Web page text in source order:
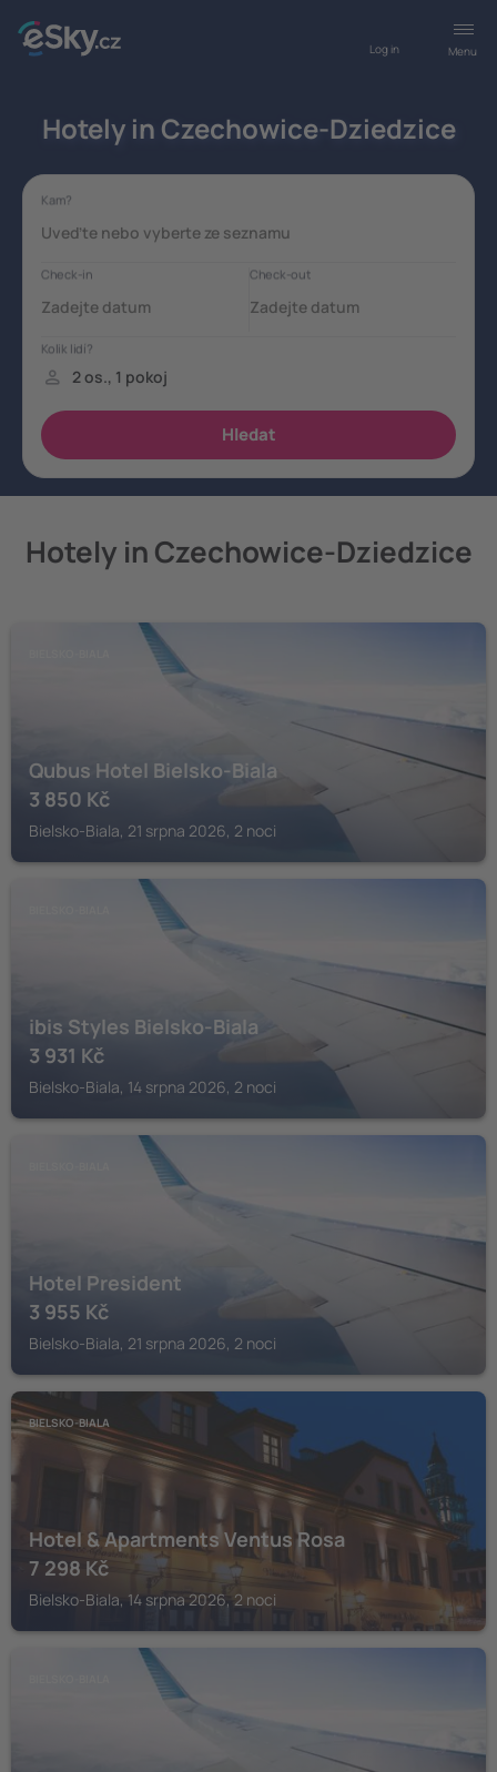
Menu
Log in
Hotely in Czechowice-Dziedzice
Hotely in Czechowice-Dziedzice
Qubus Hotel Bielsko-Biala
3 850 Kč
Bielsko-Biala, 21 srpna 2026, 2 noci
ibis Styles Bielsko-Biala
3 931 Kč
Bielsko-Biala, 14 srpna 2026, 2 noci
Hotel President
3 955 Kč
Bielsko-Biala, 21 srpna 2026, 2 noci
BIELSKO-BIALA
Hotel & Apartments Ventus Rosa
7 298 Kč
Bielsko-Biala, 14 srpna 2026, 2 noci